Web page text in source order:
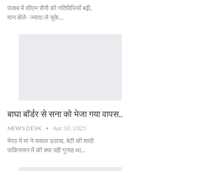
पंजाब में सीएम सैनी की गतिविधियाँ बढ़ी,
मान बोले- ज्यादा ले चुके...
बाघा बॉर्डर से सना को भेजा गया वापस..
NEWS DESK Apr 30, 2025
मेरठ में मां ने सवाल उठाया, बेटी की शादी
पाकिस्तान में की क्या यही गुनाह था...